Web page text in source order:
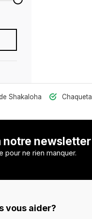
Shakaloha
notre newsletter
pour ne rien manquer.
vous aider?